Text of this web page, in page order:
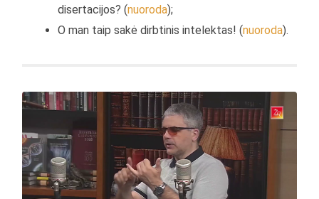
disertacijos? (nuoroda);
O man taip sakė dirbtinis intelektas! (nuoroda).